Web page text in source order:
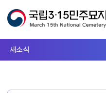
새소식